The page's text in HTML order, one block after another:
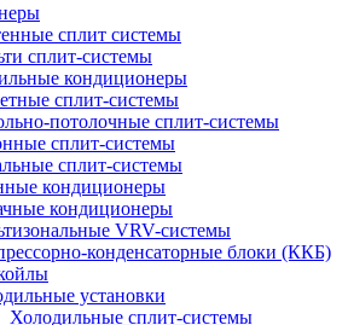
сплит системы
сплит-системы
кондиционеры
сплит-системы
потолочные сплит-системы
сплит-системы
сплит-системы
кондиционеры
кондиционеры
VRV-системы
конденсаторные блоки (ККБ)
установки
Холодильные сплит-системы